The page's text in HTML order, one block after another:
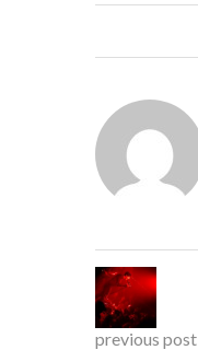
previous post